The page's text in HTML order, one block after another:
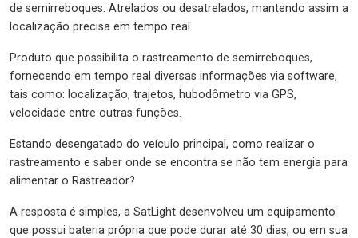
de semirreboques: Atrelados ou desatrelados, mantendo assim a
localização precisa em tempo real.
Produto que possibilita o rastreamento de semirreboques,
fornecendo em tempo real diversas informações via software,
tais como: localização, trajetos, hubodômetro via GPS,
velocidade entre outras funções.
Estando desengatado do veículo principal, como realizar o
rastreamento e saber onde se encontra se não tem energia para
alimentar o Rastreador?
A resposta é simples, a SatLight desenvolveu um equipamento
que possui bateria própria que pode durar até 30 dias, ou em sua